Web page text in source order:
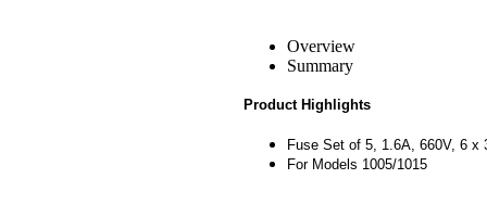
Overview
Summary
Product Highlights
Fuse Set of 5, 1.6A, 660V, 6 x
For Models 1005/1015